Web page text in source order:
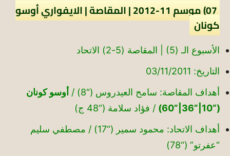
07) موسم 11-2012 | المقاصة | الايفواري أوسو
كونان
الأسبوع الـ (5) | المقاصة (5-2) الاتحاد
التاريخ: 03/11/2011
أهداف المقاصة: سامح العيدروس (“8) /
أوسو كونان
(“10|”36|”60)
/ فؤاد سلامة (“48 ج)
أهداف الاتحاد: محمود سمير (“17) / مصطفي سليم
“عفرتو” (“78)